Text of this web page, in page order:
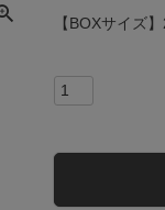
【BOXサイズ